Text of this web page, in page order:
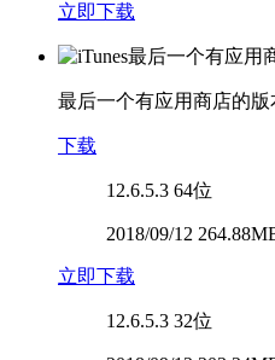
立即下载
最后一个有应用商店的版
下载
12.6.5.3 64位
2018/09/12
立即下载
12.6.5.3 32位